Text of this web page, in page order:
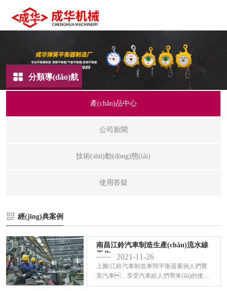
分類導(dǎo)航
產(chǎn)品中心
公司新聞
技術(shù)動(dòng)態(tài)
使用答疑
經(jīng)典案例
南昌江鈴汽車制造生產(chǎn)流水線
工作... 2021-11-26
上圖/江鈴汽車制造車間平衡器案例人們贊
美汽車，享受汽車給人們帶來(lái)的便
利，可是很少有人贊美為汽車加工零